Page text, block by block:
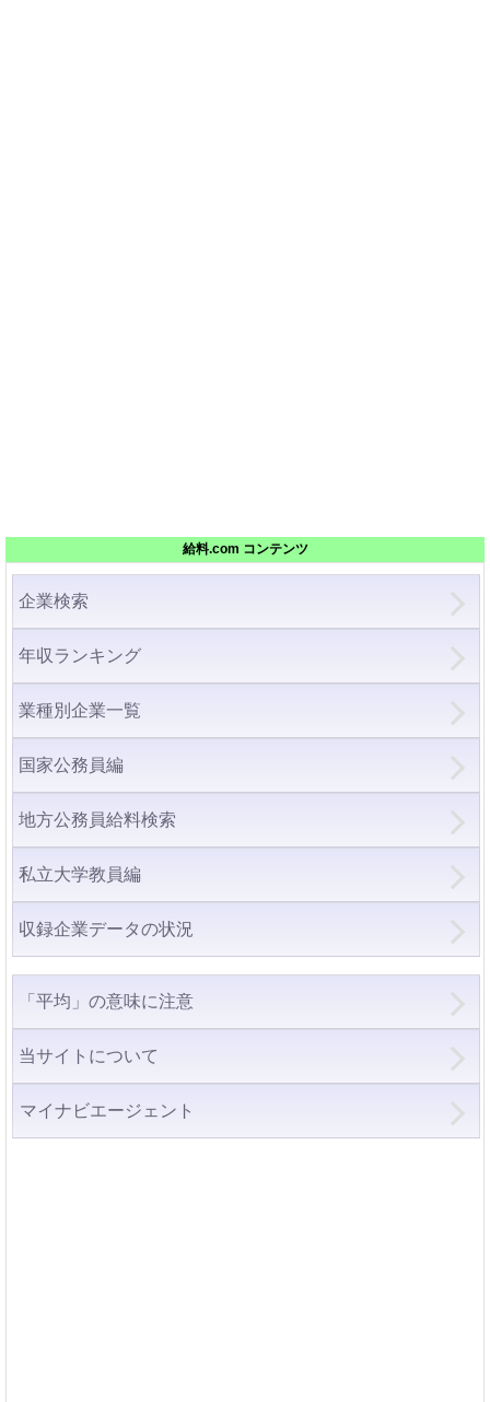
給料.com コンテンツ
企業検索
年収ランキング
業種別企業一覧
国家公務員編
地方公務員給料検索
私立大学教員編
収録企業データの状況
「平均」の意味に注意
当サイトについて
マイナビエージェント